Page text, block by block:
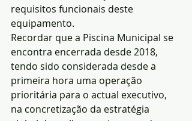
requisitos funcionais deste
equipamento.
Recordar que a Piscina Municipal se
encontra encerrada desde 2018,
tendo sido considerada desde a
primeira hora uma operação
prioritária para o actual executivo,
na concretização da estratégia